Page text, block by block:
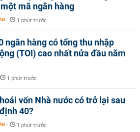
mã ngân hàng
- 1 phút trước
ngân hàng có tổng thu nhập
(TOI) cao nhất nửa đầu năm
1 phút trước
vốn Nhà nước có trở lại sau
40?
- 1 phút trước